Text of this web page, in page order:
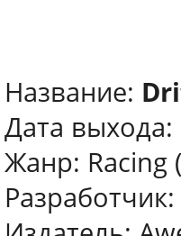
Название:
Дата выхода:
Жанр: Racing